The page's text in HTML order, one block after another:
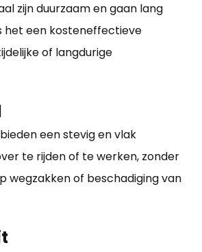
zijn duurzaam en gaan lang
het een kosteneffectieve
of langdurige
een stevig en vlak
te rijden of te werken, zonder
wegzakken of beschadiging van